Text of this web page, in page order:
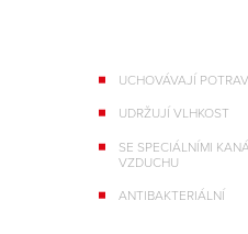
UCHOVÁVAJÍ
UDRŽUJÍ VLHKOST
SE SPECIÁLNÍMI
VZDUCHU
ANTIBAKTERIÁLNÍ